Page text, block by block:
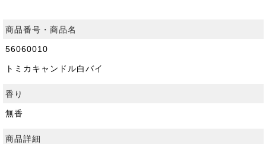
商品番号・商品名
56060010
トミカキャンドル白バイ
香り
無香
商品詳細